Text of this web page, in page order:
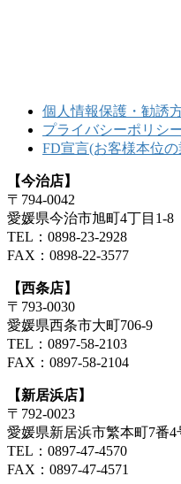
個人情報保護・勧誘
プライバシーポリシ
FD宣言(お客様本位
【今治店】
〒794-0042
愛媛県今治市旭町4丁目1-8
TEL：0898-23-2928
FAX：0898-22-3577
【西条店】
〒793-0030
愛媛県西条市大町706-9
TEL：0897-58-2103
FAX：0897-58-2104
【新居浜店】
〒792-0023
愛媛県新居浜市繁本町7番4
TEL：0897-47-4570
FAX：0897-47-4571